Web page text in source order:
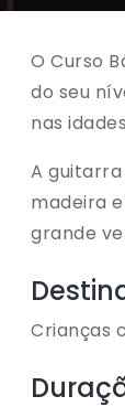
O Curso
do seu
nas
A
madeira
grande
Crianças